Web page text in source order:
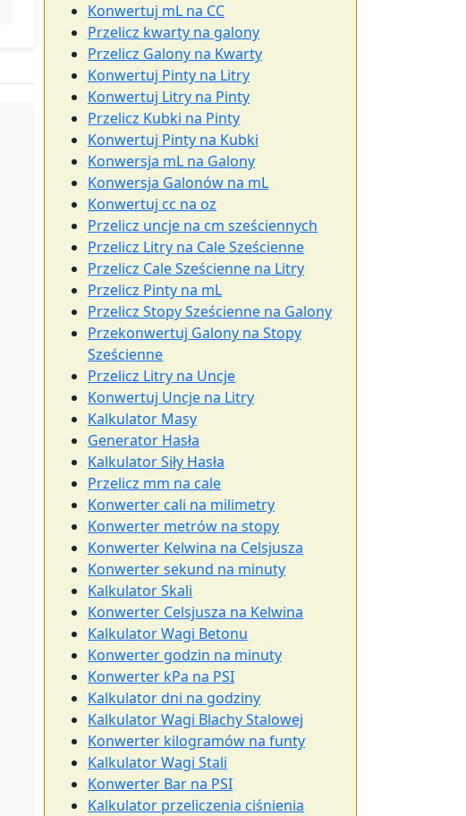
Konwertuj mL na CC
Przelicz kwarty na galony
Przelicz Galony na Kwarty
Konwertuj Pinty na Litry
Konwertuj Litry na Pinty
Przelicz Kubki na Pinty
Konwertuj Pinty na Kubki
Konwersja mL na Galony
Konwersja Galonów na mL
Konwertuj cc na oz
Przelicz uncje na cm sześciennych
Przelicz Litry na Cale Sześcienne
Przelicz Cale Sześcienne na Litry
Przelicz Pinty na mL
Przelicz Stopy Sześcienne na Galony
Przekonwertuj Galony na Stopy
Sześcienne
Przelicz Litry na Uncje
Konwertuj Uncje na Litry
Kalkulator Masy
Generator Hasła
Kalkulator Siły Hasła
Przelicz mm na cale
Konwerter cali na milimetry
Konwerter metrów na stopy
Konwerter Kelwina na Celsjusza
Konwerter sekund na minuty
Kalkulator Skali
Konwerter Celsjusza na Kelwina
Kalkulator Wagi Betonu
Konwerter godzin na minuty
Konwerter kPa na PSI
Kalkulator dni na godziny
Kalkulator Wagi Blachy Stalowej
Konwerter kilogramów na funty
Kalkulator Wagi Stali
Konwerter Bar na PSI
Kalkulator przeliczenia ciśnienia